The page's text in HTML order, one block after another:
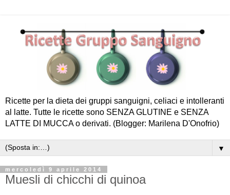
Ricette per la dieta dei gruppi sanguigni, celiaci e intolleranti
al latte. Tutte le ricette sono SENZA GLUTINE e SENZA
LATTE DI MUCCA o derivati. (Blogger: Marilena D'Onofrio)
▼
mercoledì 9 aprile 2014
Muesli di chicchi di quinoa